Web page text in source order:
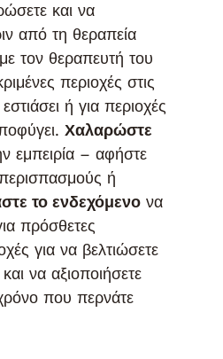
και να
από τη θεραπεία
με τον θεραπευτή του
περιοχές στις
ή για περιοχές
Χαλαρώστε
εμπειρία – αφήστε
ή
το ενδεχόμενονα
πρόσθετες
για να βελτιώσετε
να αξιοποιήσετε
που περνάτε